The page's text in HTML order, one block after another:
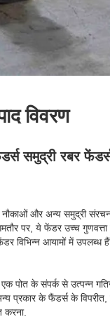
विवरण
समुद्री रबर
और अन्य समुद्री
पर, ये फेंडर उच्च
विभिन्न आयामों में उपलब्ध
पोत के संपर्क से उत्पन्न
के फैंडर्स के विपरीत,
करना.